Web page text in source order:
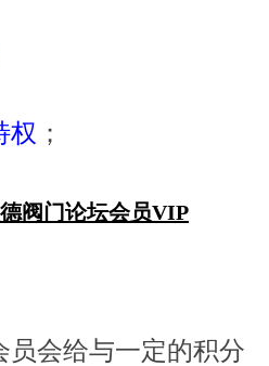
权 ；
阀门论坛会员VIP
会给与一定的积分